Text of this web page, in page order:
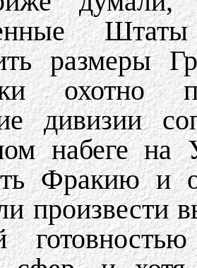
Штаты
размеры
охотно
дивизии
набеге на
Фракию и
произвести